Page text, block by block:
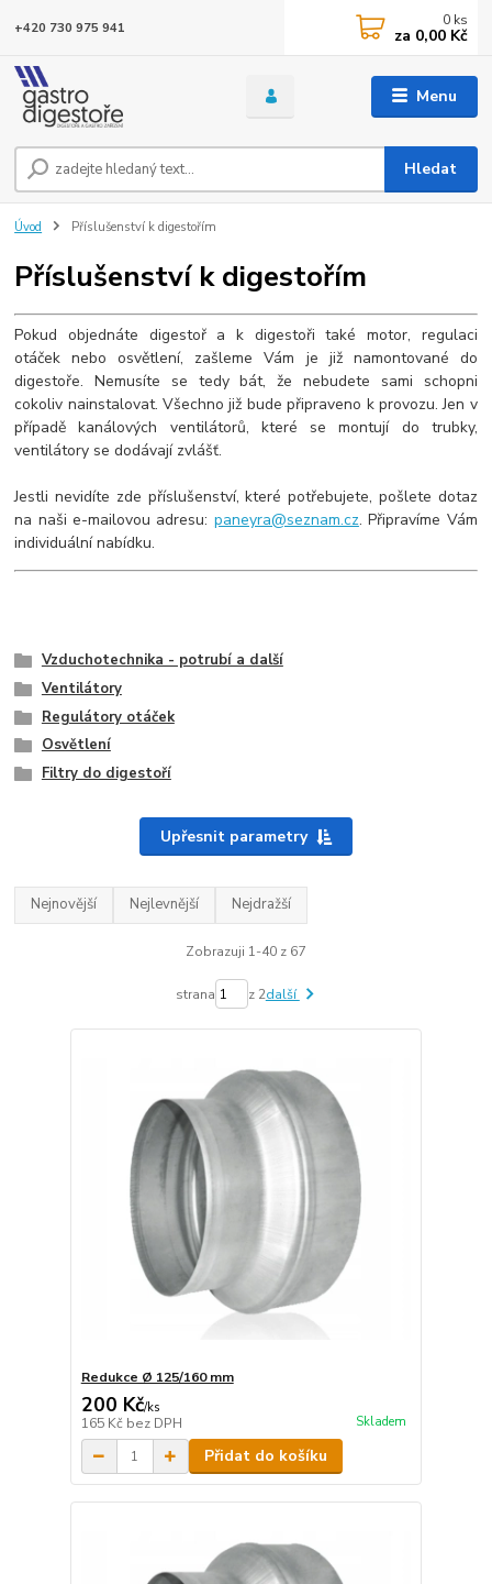
Menu
Hledat
+420 730 975 941 0 ks
za 0,00 Kč
Úvod Příslušenství k digestořím
Příslušenství k digestořím
Pokud objednáte digestoř a k digestoři také motor, regulaci
otáček nebo osvětlení, zašleme Vám je již namontované do
digestoře. Nemusíte se tedy bát, že nebudete sami schopni
cokoliv nainstalovat. Všechno již bude připraveno k provozu. Jen v
případě kanálových ventilátorů, které se montují do trubky,
ventilátory se dodávají zvlášť.
Jestli nevidíte zde příslušenství, které potřebujete, pošlete dotaz
na naši e-mailovou adresu: paneyra@seznam.cz. Připravíme Vám
individuální nabídku.
Vzduchotechnika - potrubí a další
Ventilátory
Regulátory otáček
Osvětlení
Filtry do digestoří
Upřesnit parametry
Nejnovější Nejlevnější Nejdražší
Zobrazuji 1-40 z 67
strana z 2další
Redukce Ø 125/160 mm
200 Kč/ks
165 Kč bez DPH Skladem
Přidat do košíku